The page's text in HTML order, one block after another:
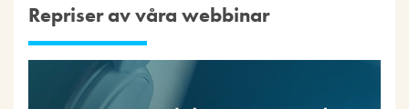
Repriser av våra webbinar